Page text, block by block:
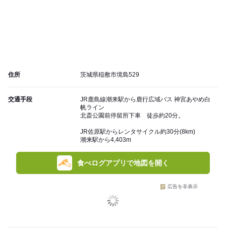
住所 茨城県稲敷市境島529
交通手段
JR鹿島線潮来駅から鹿行広域バス 神宮あやめ白
帆ライン
北斎公園前停留所下車 徒歩約20分。
JR佐原駅からレンタサイクル約30分(8km)
潮来駅から4,403m
食べログアプリで地図を開く
広告を非表示